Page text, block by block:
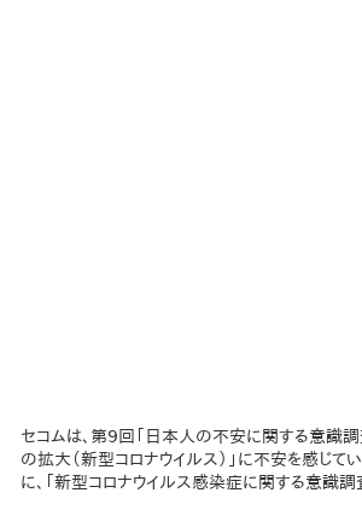
セコムは、第9回「日本人の不安に関する意識調
の拡大（新型コロナウイルス）」に不安を感じて
に、「新型コロナウイルス感染症に関する意識調